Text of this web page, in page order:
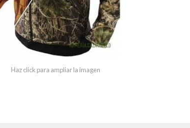
Haz click para ampliar la imagen